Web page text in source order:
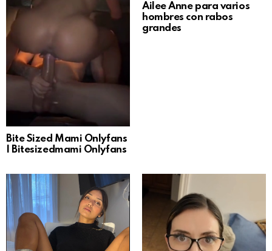
Bite Sized Mami Onlyfans
| Bitesizedmami Onlyfans
Ailee Anne para varios
hombres con rabos
grandes